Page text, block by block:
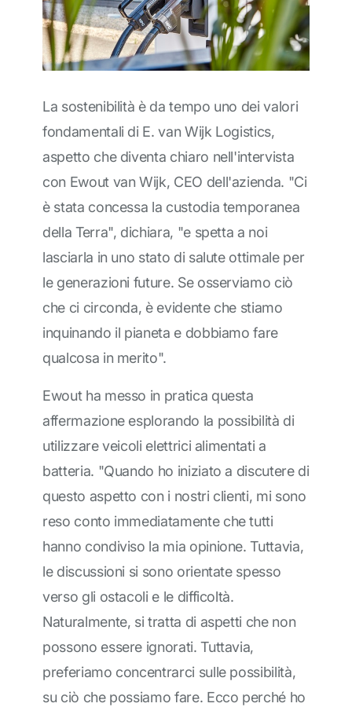
La sostenibilità è da tempo uno dei valori
fondamentali di E. van Wijk Logistics,
aspetto che diventa chiaro nell'intervista
con Ewout van Wijk, CEO dell'azienda. "Ci
è stata concessa la custodia temporanea
della Terra", dichiara, "e spetta a noi
lasciarla in uno stato di salute ottimale per
le generazioni future. Se osserviamo ciò
che ci circonda, è evidente che stiamo
inquinando il pianeta e dobbiamo fare
qualcosa in merito".
Ewout ha messo in pratica questa
affermazione esplorando la possibilità di
utilizzare veicoli elettrici alimentati a
batteria. "Quando ho iniziato a discutere di
questo aspetto con i nostri clienti, mi sono
reso conto immediatamente che tutti
hanno condiviso la mia opinione. Tuttavia,
le discussioni si sono orientate spesso
verso gli ostacoli e le difficoltà.
Naturalmente, si tratta di aspetti che non
possono essere ignorati. Tuttavia,
preferiamo concentrarci sulle possibilità,
su ciò che possiamo fare. Ecco perché ho